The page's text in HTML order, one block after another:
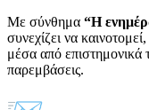
Με σύνθημα “Η
συνεχίζει να
μέσα από επιστημονικά
παρεμβάσεις.